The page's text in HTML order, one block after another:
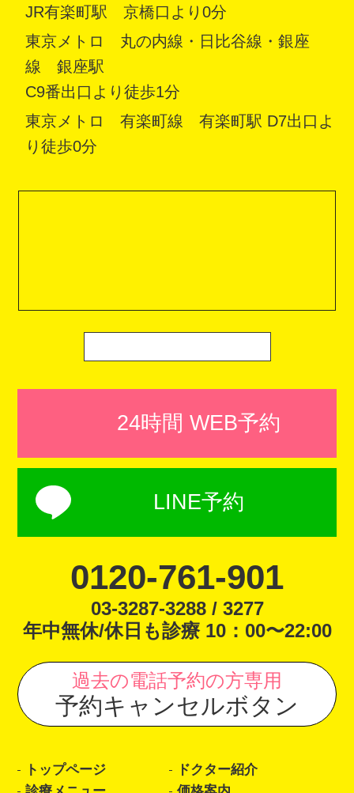
JR有楽町駅 京橋口より0分
東京メトロ 丸の内線・日比谷線・銀座
線 銀座駅
C9番出口より徒歩1分
東京メトロ 有楽町線 有楽町駅 D7出口よ
り徒歩0分
24時間 WEB予約
LINE予約
0120-761-901
03-3287-3288 / 3277
年中無休/休日も診療 10：00〜22:00
過去の電話予約の方専用
予約キャンセルボタン
トップページ
ドクター紹介